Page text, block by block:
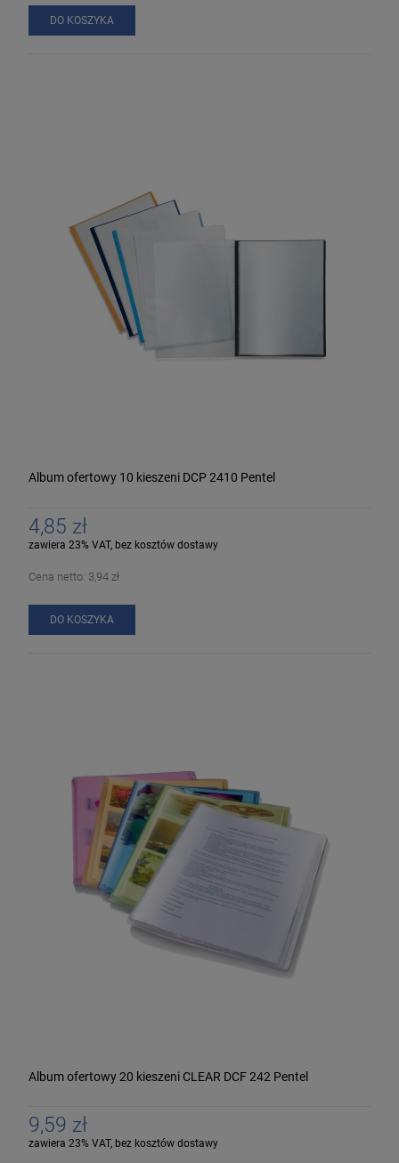
DO KOSZYKA
Album ofertowy 10 kieszeni DCP 2410 Pentel
4,85 zł
zawiera 23% VAT, bez kosztów dostawy
Cena netto: 3,94 zł
DO KOSZYKA
Album ofertowy 20 kieszeni CLEAR DCF 242 Pentel
9,59 zł
zawiera 23% VAT, bez kosztów dostawy